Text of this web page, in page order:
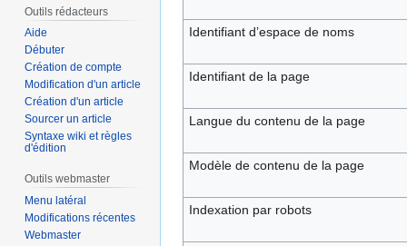
Identifiant dʼespace de noms
Identifiant de la page
Langue du contenu de la page
Modèle de contenu de la page
Indexation par robots
Outils rédacteurs
Aide
Débuter
Création de compte
Modification d'un article
Création d'un article
Sourcer un article
Syntaxe wiki et règles
d'édition
Outils webmaster
Menu latéral
Modifications récentes
Webmaster